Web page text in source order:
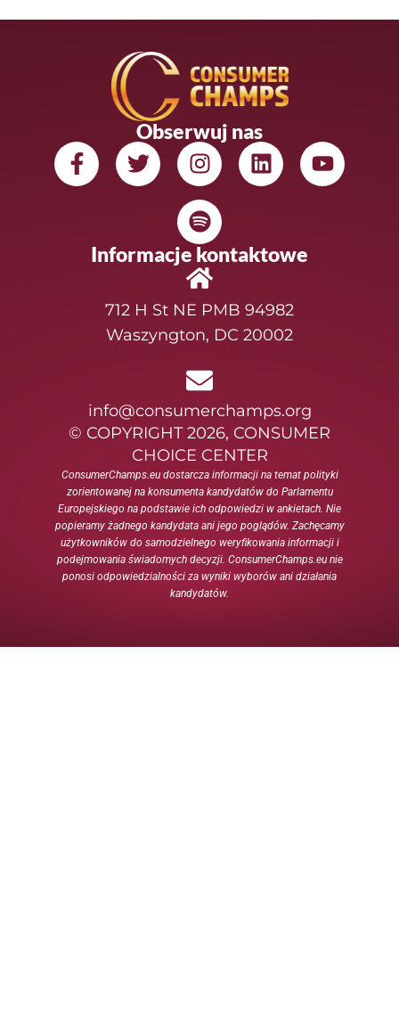
Obserwuj nas
Informacje kontaktowe
712 H St NE PMB 94982
Waszyngton, DC 20002
info@consumerchamps.org
© COPYRIGHT 2026, CONSUMER
CHOICE CENTER
ConsumerChamps.eu dostarcza informacji na temat polityki
zorientowanej na konsumenta kandydatów do Parlamentu
Europejskiego na podstawie ich odpowiedzi w ankietach. Nie
popieramy żadnego kandydata ani jego poglądów. Zachęcamy
użytkowników do samodzielnego weryfikowania informacji i
podejmowania świadomych decyzji. ConsumerChamps.eu nie
ponosi odpowiedzialności za wyniki wyborów ani działania
kandydatów.